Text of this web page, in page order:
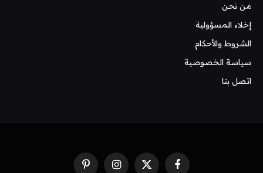
من نحن
إخلاء المسؤولية
الشروط والأحكام
سياسة الخصوصية
اتصل بنا
فيسبوك X الانستغرامبينتيريست